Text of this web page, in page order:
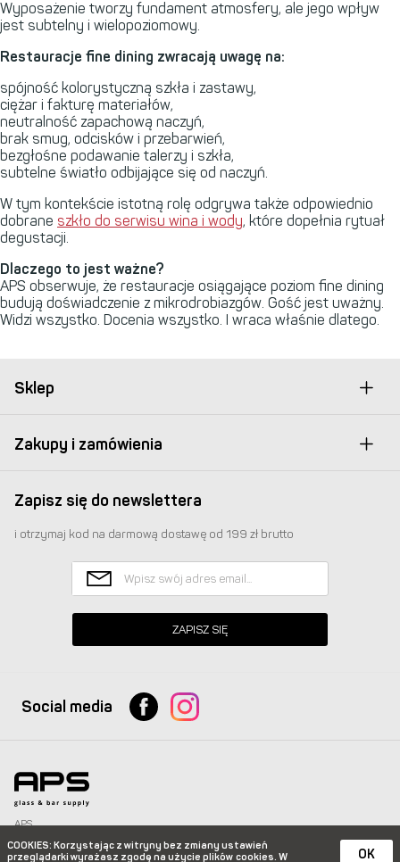
COOKIES: Korzystając z witryny bez zmiany ustawień
przeglądarki wyrażasz zgodę na użycie plików cookies. W OK
Wyposażenie tworzy fundament atmosfery, ale jego wpływ
jest subtelny i wielopoziomowy.
Restauracje fine dining zwracają uwagę na:
spójność kolorystyczną szkła i zastawy,
ciężar i fakturę materiałów,
neutralność zapachową naczyń,
brak smug, odcisków i przebarwień,
bezgłośne podawanie talerzy i szkła,
subtelne światło odbijające się od naczyń.
W tym kontekście istotną rolę odgrywa także odpowiednio
dobrane szkło do serwisu wina i wody, które dopełnia rytuał
degustacji.
Dlaczego to jest ważne?
APS obserwuje, że restauracje osiągające poziom fine dining
budują doświadczenie z mikrodrobiazgów. Gość jest uważny.
Widzi wszystko. Docenia wszystko. I wraca właśnie dlatego.
Sklep
Zakupy i zamówienia
Zapisz się do newslettera
i otrzymaj kod na darmową dostawę od 199 zł brutto
ZAPISZ SIĘ
Social media
APS
Glass & Bar Supply Sp. z o.o. wszystkie prawa zastrzeżone.
info@apspolska.pl|Mapa strony| Infolinia:+48 668 233 574| +48 22 851 92 22